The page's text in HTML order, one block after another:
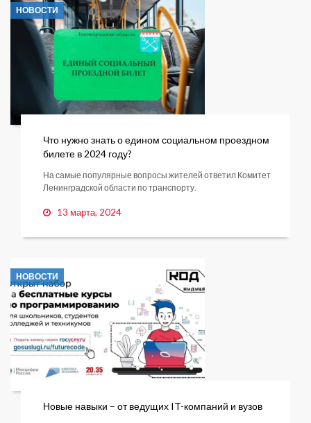
НОВОСТИ
Что нужно знать о едином социальном проездном
билете в 2024 году?
На самые популярные вопросы жителей ответил Комитет
Ленинградской области по транспорту.
13 марта, 2024
НОВОСТИ
Новые навыки – от ведущих IT-компаний и вузов